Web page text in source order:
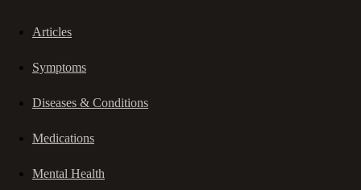
Articles
Symptoms
Diseases & Conditions
Medications
Mental Health